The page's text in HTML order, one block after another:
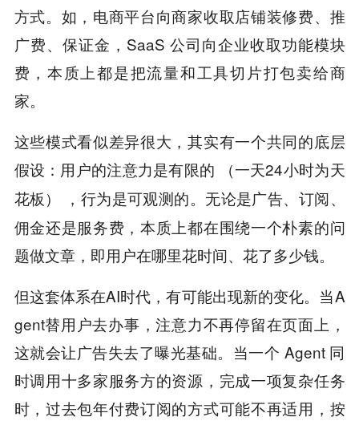
方式。如，电商平台向商家收取店铺装修费、推
广费、保证金，SaaS 公司向企业收取功能模块
费，本质上都是把流量和工具切片打包卖给商
家。
这些模式看似差异很大，其实有一个共同的底层
假设： 用户的注意力是有限的 （一天24小时为天
花板）
，行为是可观测的。 无论是广告、订阅、
佣金还是服务费，本质上都在围绕一个朴素的问
题做文章，即用户在哪里花时间、花了多少钱。
但这套体系在AI时代，有可能出现新的变化。当A
gent替用户去办事，注意力不再停留在页面上，
这就会让广告失去了曝光基础。当一个 Agent 同
时调用十多家服务方的资源，完成一项复杂任务
时，过去包年付费订阅的方式可能不再适用， 按